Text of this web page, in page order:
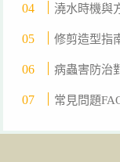
澆水時機與
修剪造型指
病蟲害防治
常見問題